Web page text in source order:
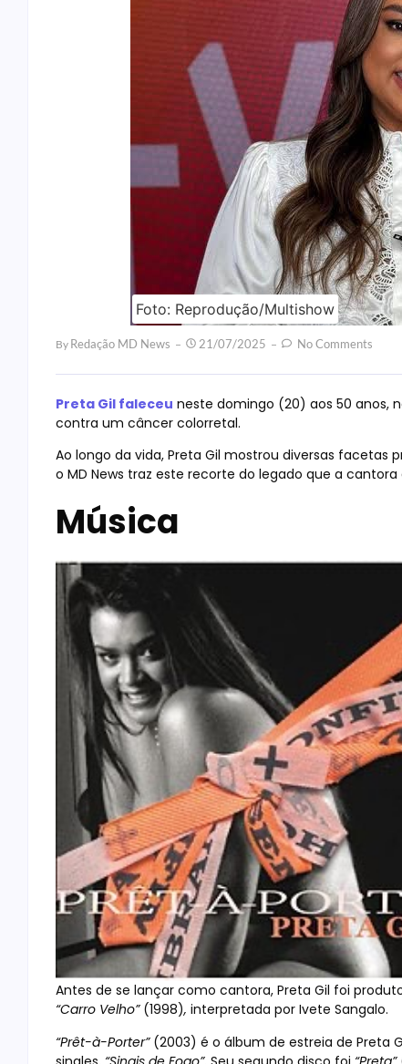
Foto: Reprodução/Multishow
By Redação MD News 21/07/2025 No Comments
Preta Gil faleceu neste domingo (20) aos 50 anos,
contra um câncer colorretal.
Ao longo da vida, Preta Gil mostrou diversas facetas
o MD News traz este recorte do legado que a
Música
Antes de se lançar como cantora, Preta Gil foi
“Carro Velho” (1998), interpretada por Ivete Sangalo.
“Prêt-à-Porter” (2003) é o álbum de estreia de Preta